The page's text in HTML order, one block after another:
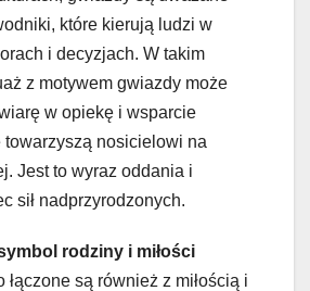
które kierują ludzi w
i decyzjach. W takim
z motywem gwiazdy może
w opiekę i wsparcie
towarzyszą nosicielowi na
Jest to wyraz oddania i
sił nadprzyrodzonych.
rodziny i miłości
łączone są również z miłością i